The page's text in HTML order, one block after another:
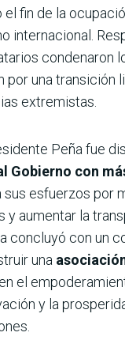
el fin de la
internacional.
condenaron
por una transición
extremistas.
Peña fue
Gobierno con
esfuerzos por
y aumentar la
concluyó con un
una
el
y la